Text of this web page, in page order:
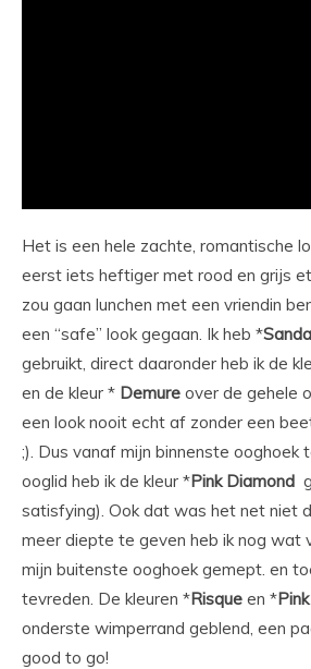
Het is een hele zachte, romantische
eerst iets heftiger met rood en grijs
zou gaan lunchen met een vriendin
een “safe” look gegaan. Ik heb *
gebruikt, direct daaronder heb ik de
en de kleur * Demure over de gehele
een look nooit echt af zonder een
;). Dus vanaf mijn binnenste ooghoek
ooglid heb ik de kleur *Pink Diamond
satisfying). Ook dat was het net niet
meer diepte te geven heb ik nog wat
mijn buitenste ooghoek gemept. en
tevreden. De kleuren *Risque en *
onderste wimperrand geblend, een
good to go!